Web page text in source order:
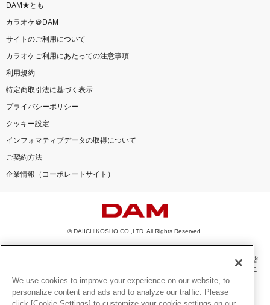
DAM★とも
カラオケ＠DAM
サイトのご利用について
カラオケご利用にあたっての注意事項
利用規約
特定商取引法に基づく表示
プライバシーポリシー
クッキー設定
インフォマティブデータの取得について
ご契約方法
企業情報（コーポレートサイト）
© DAIICHIKOSHO CO.,LTD. All Rights Reserved.
このサイトに掲載されている一切の文章・画像・写真・動画・音声等を、手段や形態
を問わず、著作権法の定める範囲を超えて無断で複製、転載、ファイル化などするこ
とを禁じます。
楽曲及びコンテンツは、機種によりご利用いただけない場合があります。
We use cookies to improve your experience on our website, to
personalize content and ads and to analyze our traffic. Please